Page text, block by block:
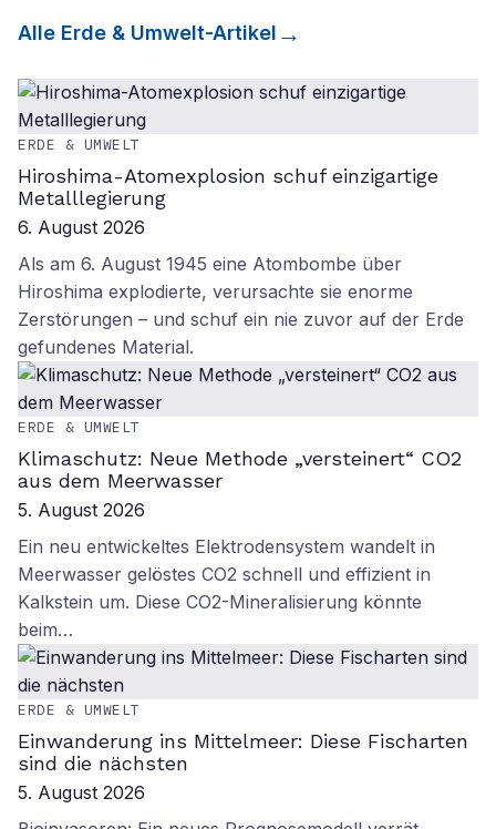
Alle Erde & Umwelt-Artikel
ERDE & UMWELT
Hiroshima-Atomexplosion schuf einzigartige
Metalllegierung
6. August 2026
Als am 6. August 1945 eine Atombombe über
Hiroshima explodierte, verursachte sie enorme
Zerstörungen – und schuf ein nie zuvor auf der Erde
gefundenes Material.
ERDE & UMWELT
Klimaschutz: Neue Methode „versteinert“ CO2
aus dem Meerwasser
5. August 2026
Ein neu entwickeltes Elektrodensystem wandelt in
Meerwasser gelöstes CO2 schnell und effizient in
Kalkstein um. Diese CO2-Mineralisierung könnte
beim…
ERDE & UMWELT
Einwanderung ins Mittelmeer: Diese Fischarten
sind die nächsten
5. August 2026